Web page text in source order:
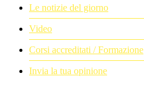
Le notizie del giorno
Video
Corsi accreditati / Formazione
Invia la tua opinione